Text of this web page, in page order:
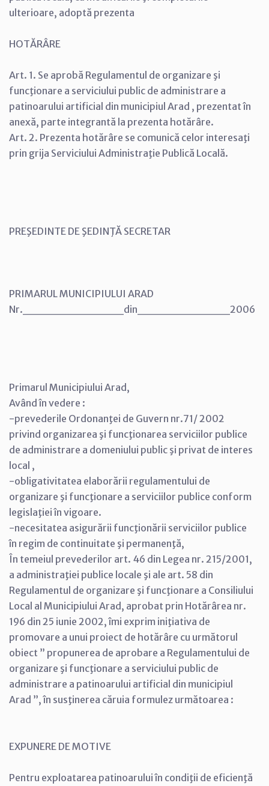
ulterioare, adoptă prezenta
HOTĂRÂRE
Art. 1. Se aprobă Regulamentul de organizare şi
funcţionare a serviciului public de administrare a
patinoarului artificial din municipiul Arad , prezentat în
anexă, parte integrantă la prezenta hotărâre.
Art. 2. Prezenta hotărâre se comunică celor interesaţi
prin grija Serviciului Administraţie Publică Locală.
PREŞEDINTE DE ŞEDINŢĂ SECRETAR
PRIMARUL MUNICIPIULUI ARAD
Nr.____________din___________2006
Primarul Municipiului Arad,
Având în vedere :
-prevederile Ordonanţei de Guvern nr.71/ 2002
privind organizarea şi funcţionarea serviciilor publice
de administrare a domeniului public şi privat de interes
local ,
-obligativitatea elaborării regulamentului de
organizare şi funcţionare a serviciilor publice conform
legislaţiei în vigoare.
-necesitatea asigurării funcţionării serviciilor publice
în regim de continuitate şi permanenţă,
În temeiul prevederilor art. 46 din Legea nr. 215/2001,
a administraţiei publice locale şi ale art. 58 din
Regulamentul de organizare şi funcţionare a Consiliului
Local al Municipiului Arad, aprobat prin Hotărârea nr.
196 din 25 iunie 2002, îmi exprim iniţiativa de
promovare a unui proiect de hotărâre cu următorul
obiect ” propunerea de aprobare a Regulamentului de
organizare şi funcţionare a serviciului public de
administrare a patinoarului artificial din municipiul
Arad ”, în susţinerea căruia formulez următoarea :
EXPUNERE DE MOTIVE
Pentru exploatarea patinoarului în condiţii de eficienţă